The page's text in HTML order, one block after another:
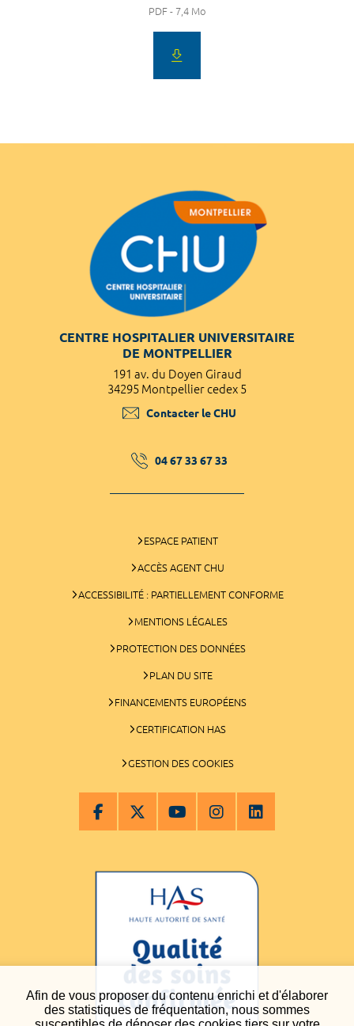
Afin de vous proposer du contenu enrichi et d'élaborer
des statistiques de fréquentation, nous sommes
PDF - 7,4 Mo
CENTRE HOSPITALIER UNIVERSITAIRE
DE MONTPELLIER
191 av. du Doyen Giraud
34295 Montpellier cedex 5
Contacter le CHU
04 67 33 67 33
ESPACE PATIENT
ACCÈS AGENT CHU
ACCESSIBILITÉ : PARTIELLEMENT CONFORME
MENTIONS LÉGALES
PROTECTION DES DONNÉES
PLAN DU SITE
FINANCEMENTS EUROPÉENS
CERTIFICATION HAS
GESTION DES COOKIES